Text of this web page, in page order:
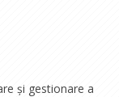
și gestionare a